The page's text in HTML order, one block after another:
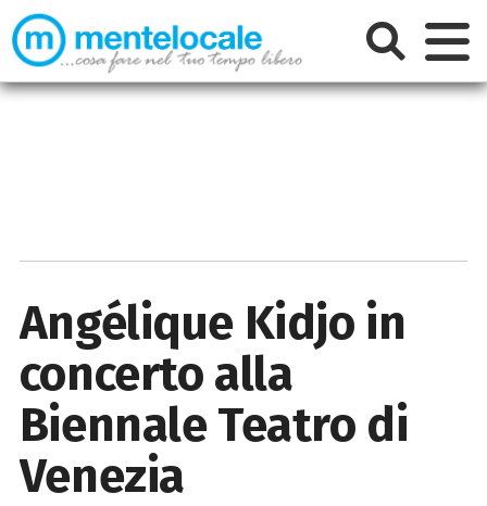
Angélique Kidjo in
concerto alla
Biennale Teatro di
Venezia